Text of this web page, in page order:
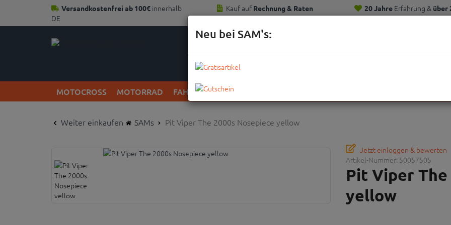
Versandkostenfrei ab 100€ innerhalb
DE
Kauf auf Rechnung & Raten 20 JahreErfahrung & über
Kunden
MOTOCROSS MOTORRAD FAHRRAD KOMPLETTRÄDER
Weiter einkaufen SAMs Pit Viper The 2000s Nosepiece yellow
Jetzt einloggen & bewerten
Artikel-Nummer: 50057505
Pit Viper The
yellow
Neu bei SAM's: